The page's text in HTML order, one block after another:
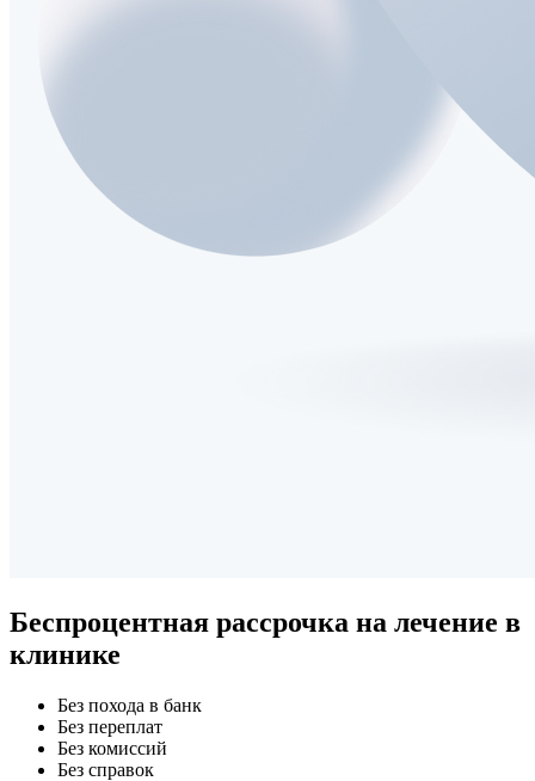
Беспроцентная рассрочка на лечение в
клинике
Без похода в банк
Без переплат
Без комиссий
Без справок